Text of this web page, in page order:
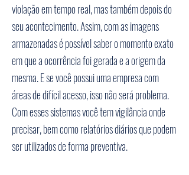
violação em tempo real, mas também depois do
seu acontecimento. Assim, com as imagens
armazenadas é possível saber o momento exato
em que a ocorrência foi gerada e a origem da
mesma. E se você possui uma empresa com
áreas de difícil acesso, isso não será problema.
Com esses sistemas você tem vigilância onde
precisar, bem como relatórios diários que podem
ser utilizados de forma preventiva.